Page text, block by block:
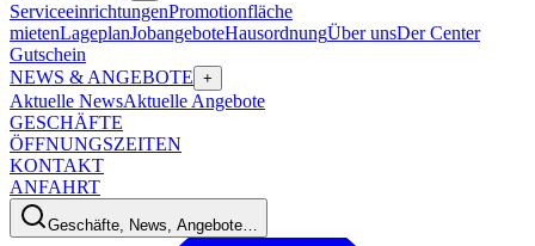
ServiceeinrichtungenPromotionfläche
mietenLageplanJobangeboteHausordnungÜber unsDer Center
Gutschein
NEWS & ANGEBOTE +
Aktuelle NewsAktuelle Angebote
GESCHÄFTE
ÖFFNUNGSZEITEN
KONTAKT
ANFAHRT
Geschäfte, News, Angebote…